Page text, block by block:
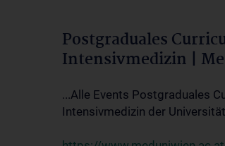
Postgraduales
Intensivmedizin |
...Alle Events Postgraduales
Intensivmedizin der